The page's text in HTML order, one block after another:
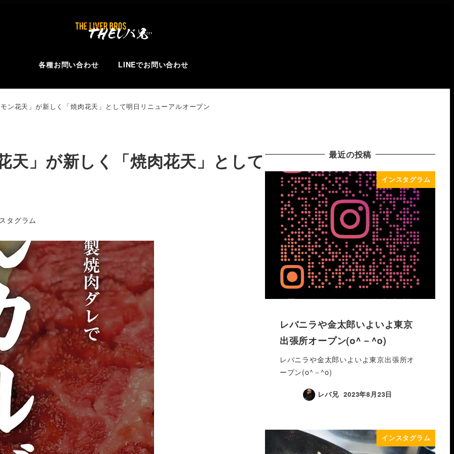
各種お問い合わせ LINEでお問い合わせ
ン花天」が新しく「焼肉花天」として明日リニューアルオープン️
天」が新しく「焼肉花天」として
タグラム
最近の投稿
インスタグラム
レバニラや金太郎いよいよ東京
出張所オープン(o^－^o)
レバニラや金太郎いよいよ東京出張所オ
ープン(o^－^o)
レバ兄 2023年8月23日
インスタグラム